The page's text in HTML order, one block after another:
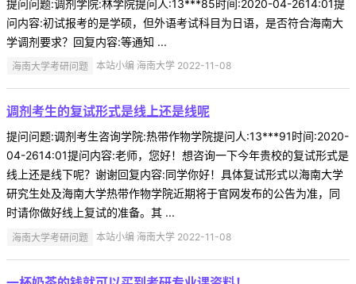
提问问题:调剂学院:林学院提问人:13***85时间:2020-04-2614:01提
问内容:初试报考的是学硕，但外语考试科目为日语，是否符合海南大
学调剂要求？回复内容:等通知 ...
海南大学考研问题 本站小编 海南大学 2022-11-08
调剂考生的复试形式是线上还是线呢
提问问题:调剂考生咨询学院:热带作物学院提问人:13***91时间:2020-
04-2614:01提问内容:老师，您好！想咨询一下今年贵校的复试形式是
线上还是线下呢？谢谢回复内容:同学你好！具体复试形式以海南大学
研究生处及海南大学热带作物学院近期将于官网发布的公告为准，同
时请你做好线上复试的准备。其 ...
海南大学考研问题 本站小编 海南大学 2022-11-08